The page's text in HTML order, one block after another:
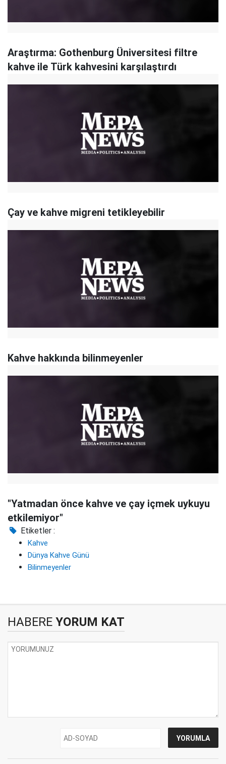
Araştırma: Gothenburg Üniversitesi filtre
kahve ile Türk kahvesini karşılaştırdı
Çay ve kahve migreni tetikleyebilir
Kahve hakkında bilinmeyenler
"Yatmadan önce kahve ve çay içmek uykuyu
etkilemiyor"
Etiketler :
Kahve
Dünya Kahve Günü
Bilinmeyenler
HABERE YORUM KAT